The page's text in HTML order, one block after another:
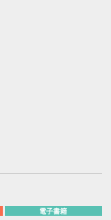
電子書籍